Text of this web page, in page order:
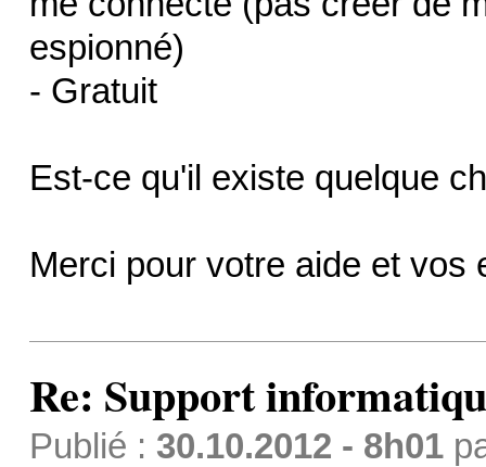
espionné)
- Gratuit
Est-ce qu'il existe quelque
Merci pour votre aide et vos
Re: Support
Publié : 30.10.2012 - 8h01